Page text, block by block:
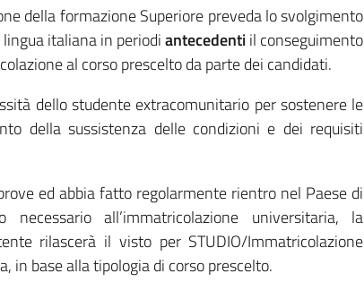
della formazione Superiore preveda lo svolgimento
lingua italiana in periodiantecedentiil conseguimento
al corso prescelto da parte dei candidati.
dello studente extracomunitario per sostenere le
della sussistenza delle condizioni e dei requisiti
ed abbia fatto regolarmente rientro nel Paese di
all’immatricolazione universitaria, la
rilascerà il visto per STUDIO/Immatricolazione
in base alla tipologia di corso prescelto.